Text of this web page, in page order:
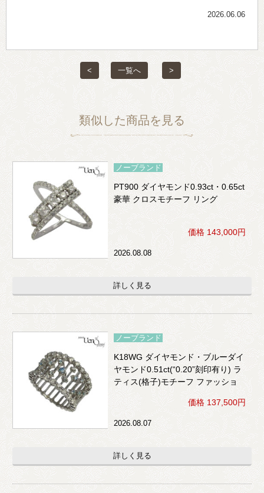
2026.06.06
< 一覧へ >
類似した商品を見る
ノーブランド
PT900 ダイヤモンド0.93ct・0.65ct
豪華 クロスモチーフ リング
価格 143,000円
2026.08.08
詳しく見る
ノーブランド
K18WG ダイヤモンド・ブルーダイ
ヤモンド0.51ct(“0.20”刻印有り) ラ
ティス(格子)モチーフ ファッショ
ンリング
価格 137,500円
2026.08.07
詳しく見る